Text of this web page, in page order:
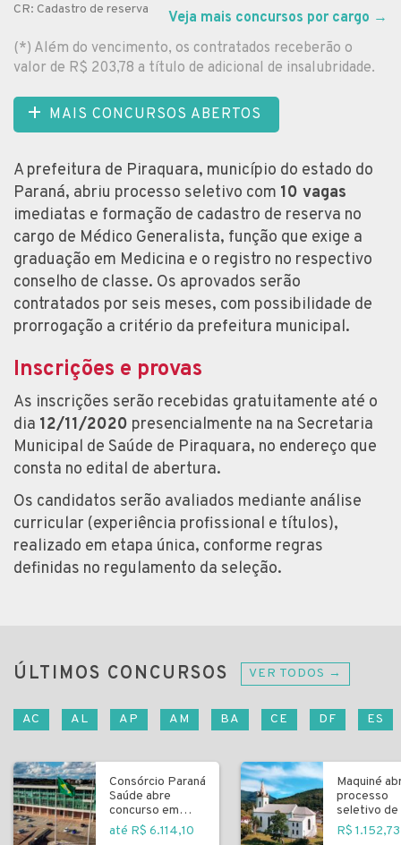
CR: Cadastro de reserva Veja mais concursos por cargo →
(*) Além do vencimento, os contratados receberão o
valor de R$ 203,78 a título de adicional de insalubridade.
MAIS CONCURSOS ABERTOS
A prefeitura de Piraquara, município do estado do
Paraná, abriu processo seletivo com 10 vagas
imediatas e formação de cadastro de reserva no
cargo de Médico Generalista, função que exige a
graduação em Medicina e o registro no respectivo
conselho de classe. Os aprovados serão
contratados por seis meses, com possibilidade de
prorrogação a critério da prefeitura municipal.
Inscrições e provas
As inscrições serão recebidas gratuitamente até o
dia 12/11/2020 presencialmente na na Secretaria
Municipal de Saúde de Piraquara, no endereço que
consta no edital de abertura.
Os candidatos serão avaliados mediante análise
curricular (experiência profissional e títulos),
realizado em etapa única, conforme regras
definidas no regulamento da seleção.
ÚLTIMOS CONCURSOS VER TODOS →
AC AL AP AM BA CE DF ES
Consórcio Paraná
Saúde abre
concurso em
Curitiba
até R$ 6.114,10
Maquiné
processo
seletivo de
R$ 1.152,73